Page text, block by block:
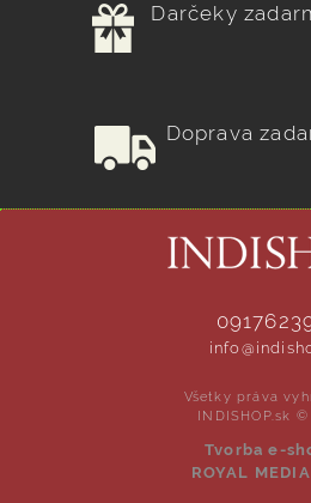
Darčeky
Doprava
Všetky práva
INDISHOP.sk
Tvorba e-
ROYAL